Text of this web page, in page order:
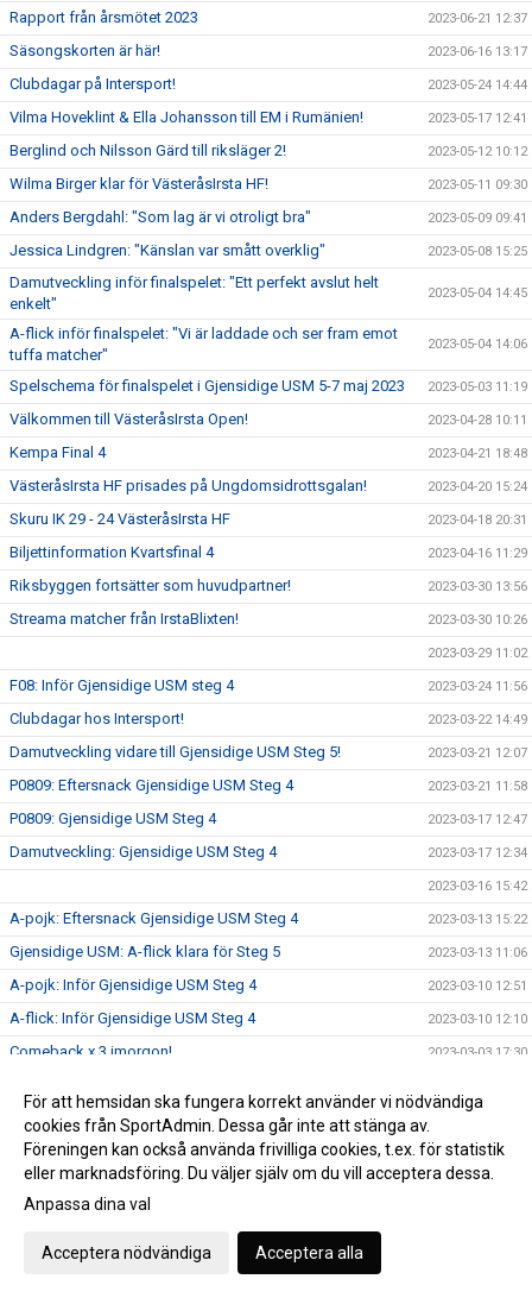
Rapport från årsmötet 2023 2023-06-21 12:37
Säsongskorten är här! 2023-06-16 13:17
Clubdagar på Intersport! 2023-05-24 14:44
Vilma Hoveklint & Ella Johansson till EM i Rumänien! 2023-05-17 12:41
Berglind och Nilsson Gärd till riksläger 2! 2023-05-12 10:12
Wilma Birger klar för VästeråsIrsta HF! 2023-05-11 09:30
Anders Bergdahl: "Som lag är vi otroligt bra" 2023-05-09 09:41
Jessica Lindgren: "Känslan var smått overklig" 2023-05-08 15:25
Damutveckling inför finalspelet: "Ett perfekt avslut helt
enkelt"
2023-05-04 14:45
A-flick inför finalspelet: "Vi är laddade och ser fram emot
tuffa matcher"
2023-05-04 14:06
Spelschema för finalspelet i Gjensidige USM 5-7 maj 2023 2023-05-03 11:19
Välkommen till VästeråsIrsta Open! 2023-04-28 10:11
Kempa Final 4 2023-04-21 18:48
VästeråsIrsta HF prisades på Ungdomsidrottsgalan! 2023-04-20 15:24
Skuru IK 29 - 24 VästeråsIrsta HF 2023-04-18 20:31
Biljettinformation Kvartsfinal 4 2023-04-16 11:29
Riksbyggen fortsätter som huvudpartner! 2023-03-30 13:56
Streama matcher från IrstaBlixten! 2023-03-30 10:26
2023-03-29 11:02
F08: Inför Gjensidige USM steg 4 2023-03-24 11:56
Clubdagar hos Intersport! 2023-03-22 14:49
Damutveckling vidare till Gjensidige USM Steg 5! 2023-03-21 12:07
P0809: Eftersnack Gjensidige USM Steg 4 2023-03-21 11:58
P0809: Gjensidige USM Steg 4 2023-03-17 12:47
Damutveckling: Gjensidige USM Steg 4 2023-03-17 12:34
2023-03-16 15:42
A-pojk: Eftersnack Gjensidige USM Steg 4 2023-03-13 15:22
Gjensidige USM: A-flick klara för Steg 5 2023-03-13 11:06
A-pojk: Inför Gjensidige USM Steg 4 2023-03-10 12:51
A-flick: Inför Gjensidige USM Steg 4 2023-03-10 12:10
Comeback x 3 imorgon! 2023-03-03 17:30
Tummen upp för handboll!
VästeråsIrsta HF P10 matchades mot Täby! 2023-02-20 15:52
Dagens matchsponsor: BLR Redovisning AB
GAMEDAY
Handbollsfest i Västerås Arena!
För att hemsidan ska fungera korrekt använder vi nödvändiga
cookies från SportAdmin. Dessa går inte att stänga av.
Föreningen kan också använda frivilliga cookies, t.ex. för statistik
eller marknadsföring. Du väljer själv om du vill acceptera dessa.
Anpassa dina val
Acceptera nödvändiga Acceptera alla